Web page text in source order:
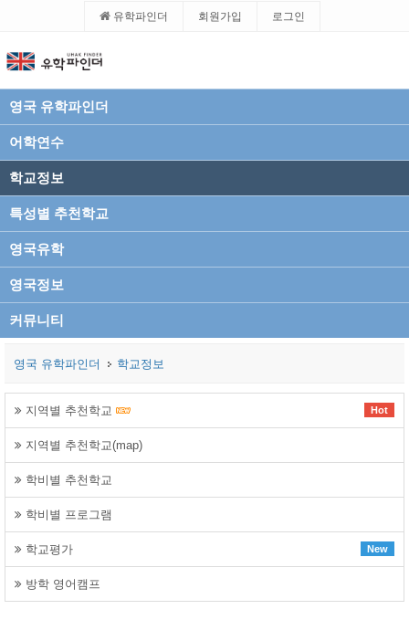
유학파인더 회원가입 로그인
영국 유학파인더
어학연수
학교정보
특성별 추천학교
영국유학
영국정보
커뮤니티
영국 유학파인더 학교정보
Hot
지역별 추천학교
지역별 추천학교(map)
학비별 추천학교
학비별 프로그램
New
학교평가
방학 영어캠프